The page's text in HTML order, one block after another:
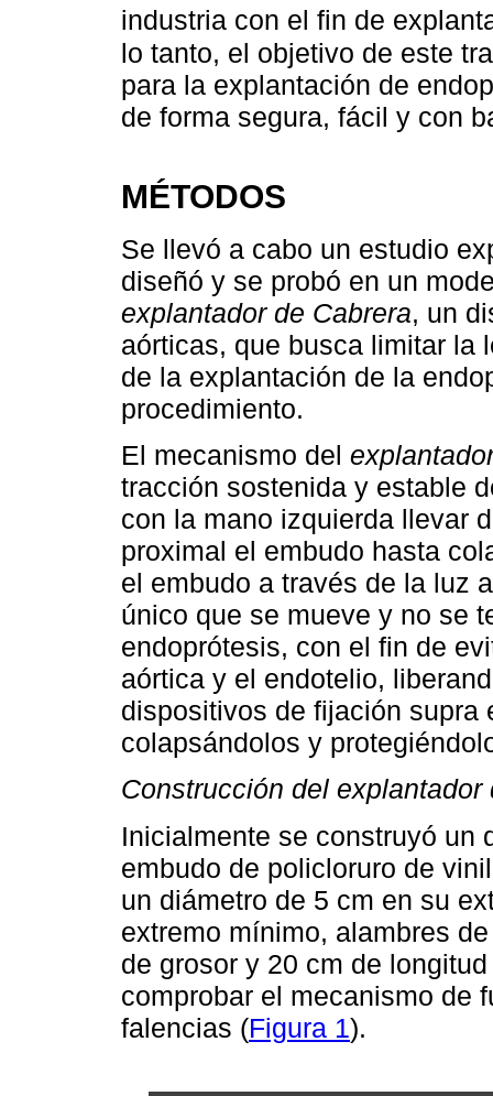
industria con el fin de
lo tanto, el objetivo de este
para la explantación de
de forma segura, fácil y con
MÉTODOS
Se llevó a cabo un estudio
diseñó y se probó en un
explantador de Cabrera, un
aórticas, que busca limitar la
de la explantación de la
procedimiento.
El mecanismo del
tracción sostenida y estable
con la mano izquierda llevar
proximal el embudo hasta
el embudo a través de la luz
único que se mueve y no se
endoprótesis, con el fin de
aórtica y el endotelio,
dispositivos de fijación supra
colapsándolos y
Construcción del explantador
Inicialmente se construyó un
embudo de policloruro de
un diámetro de 5 cm en su
extremo mínimo, alambres
de grosor y 20 cm de
comprobar el mecanismo de
falencias (Figura 1).